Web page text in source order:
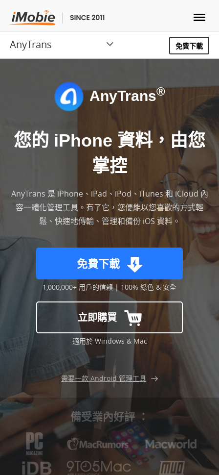
解鎖&復原
手機解決方案
下載
選擇語言
AnyTrans 免費下載
AnyTrans®
您的 iPhone 資料，由您
掌控
AnyTrans 是 iPhone、iPad、iPod、iTunes 和 iCloud 內
容一體化管理工具。有了它，您便能以您喜歡的方式輕
鬆、快速地傳輸、管理和備份 iOS 資料。
免費下載
1,000,000+ 用戶的信賴 | 100% 綠色 & 安全
立即購買
適用於 Windows & Mac
需要一款 Android 管理工具
備受業內好評 ：